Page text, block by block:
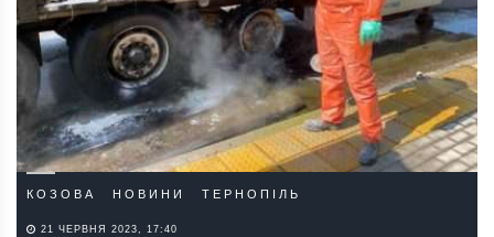
КОЗОВА НОВИНИ ТЕРНОПІЛЬ
21 ЧЕРВНЯ 2023, 17:40